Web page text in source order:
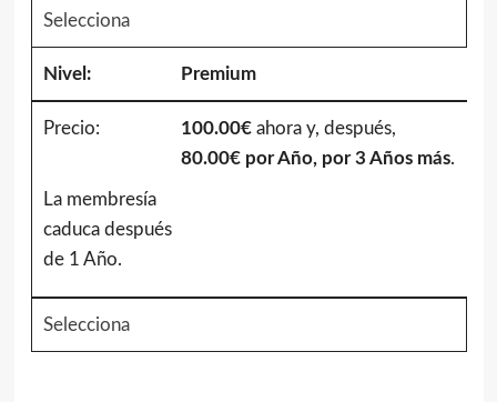
Selecciona
Premium
100.00€ahora y, después,
80.00€ por Año, por 3 Años más.
La membresía
caduca después
de 1 Año.
Selecciona